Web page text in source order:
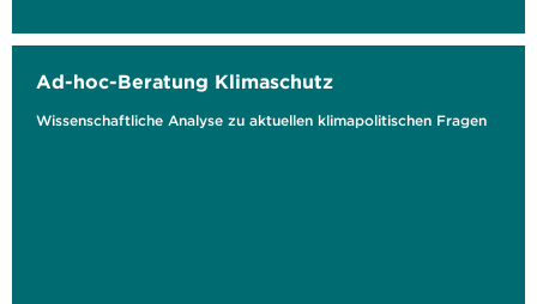
Ad-hoc-Beratung Klimaschutz
Wissenschaftliche Analyse zu aktuellen klimapolitischen Fragen